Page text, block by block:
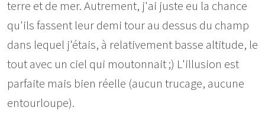
terre et de mer. Autrement, j'ai juste eu la chance
qu'ils fassent leur demi tour au dessus du champ
dans lequel j'étais, à relativement basse altitude, le
tout avec un ciel qui moutonnait ;) L'illusion est
parfaite mais bien réelle (aucun trucage, aucune
entourloupe).